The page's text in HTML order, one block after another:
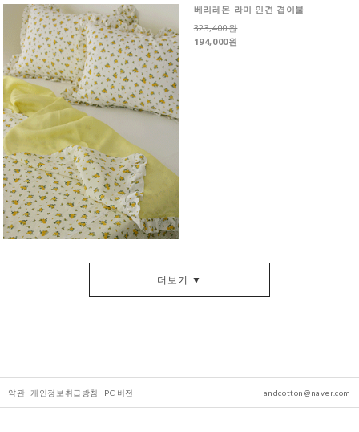
베리레몬 라미 인견 겹이불
323,400원
194,000원
더보기 ▼
약관 개인정보취급방침 PC 버전 andcotton@naver.com